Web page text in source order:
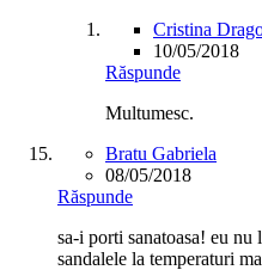
Cristina
10/05/2018
Răspunde
Multumesc.
Bratu Gabriela
08/05/2018
Răspunde
sa-i porti sanatoasa! eu
sandalele la temperaturi